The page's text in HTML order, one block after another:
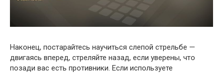
Наконец, постарайтесь научиться слепой стрельбе —
двигаясь вперед, стреляйте назад, если уверены, что
позади вас есть противники. Если используете